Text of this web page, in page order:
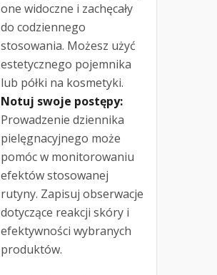
one widoczne i zachęcały
do codziennego
stosowania. Możesz użyć
estetycznego pojemnika
lub półki na kosmetyki.
Notuj swoje postępy:
Prowadzenie dziennika
pielęgnacyjnego może
pomóc w monitorowaniu
efektów stosowanej
rutyny. Zapisuj obserwacje
dotyczące reakcji skóry i
efektywności wybranych
produktów.